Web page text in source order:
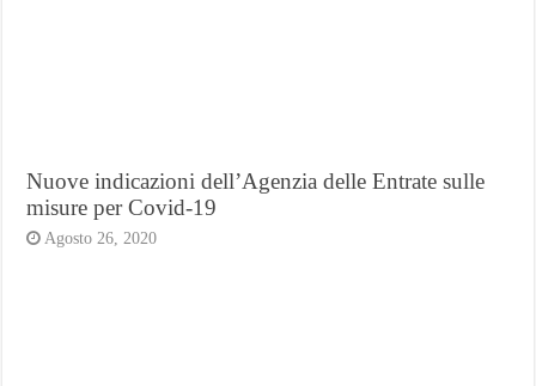
Nuove indicazioni dell’Agenzia delle Entrate sulle
misure per Covid-19
Agosto 26, 2020